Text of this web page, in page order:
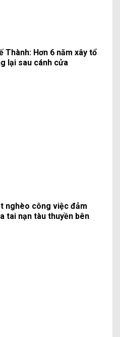
Thành: Hơn 6 năm xây tổ
lại sau cánh cửa
nghèo công việc đảm
tai nạn tàu thuyền bên